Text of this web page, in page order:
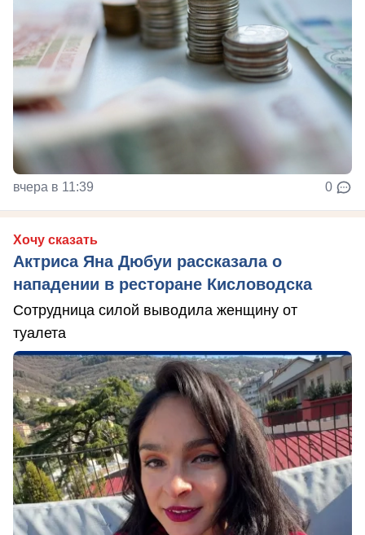
вчера в 11:39 0
Хочу сказать
Актриса Яна Дюбуи рассказала о
нападении в ресторане Кисловодска
Сотрудница силой выводила женщину от
туалета